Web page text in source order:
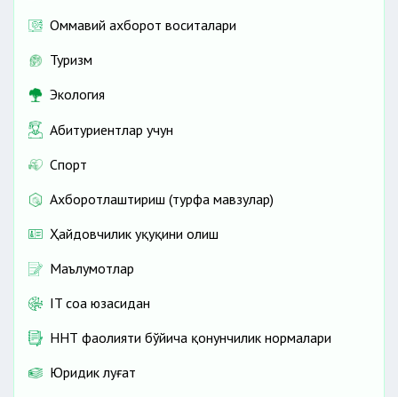
Оммавий ахборот воситалари
Туризм
Экология
Абитуриентлар учун
Спорт
Ахборотлаштириш (турфа мавзулар)
Ҳайдовчилик ҳуқуқини олиш
Маълумотлар
IT соҳа юзасидан
ННТ фаолияти бўйича қонунчилик нормалари
Юридик луғат